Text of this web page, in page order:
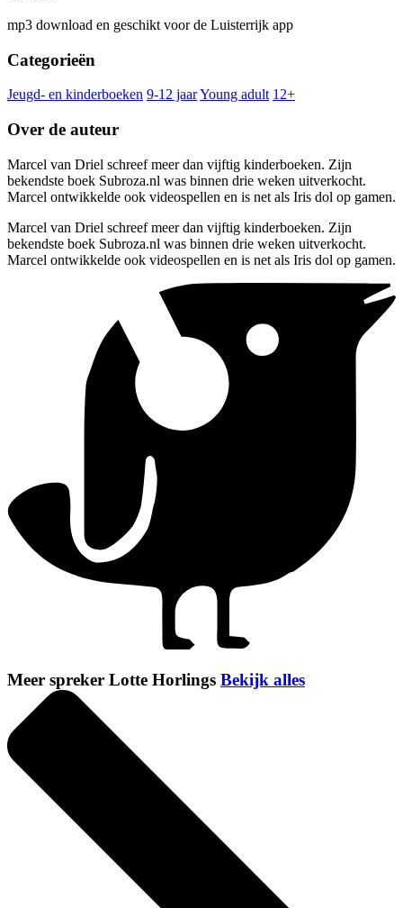
mp3 download en geschikt voor de Luisterrijk app
Categorieën
Jeugd- en kinderboeken 9-12 jaarYoung adult 12+
Over de auteur
Marcel van Driel schreef meer dan vijftig kinderboeken. Zijn
bekendste boek Subroza.nl was binnen drie weken uitverkocht.
Marcel ontwikkelde ook videospellen en is net als Iris dol op gamen.
Marcel van Driel schreef meer dan vijftig kinderboeken. Zijn
bekendste boek Subroza.nl was binnen drie weken uitverkocht.
Marcel ontwikkelde ook videospellen en is net als Iris dol op gamen.
Meer spreker Lotte Horlings Bekijk alles